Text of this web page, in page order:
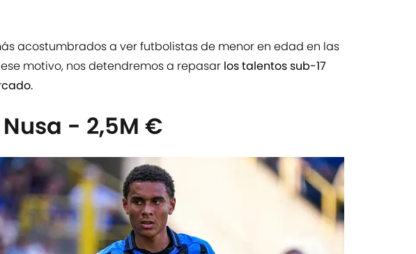
acostumbrados a ver futbolistas de menor en edad en las
motivo, nos detendremos a repasar los talentos sub-17
- 2,5M €